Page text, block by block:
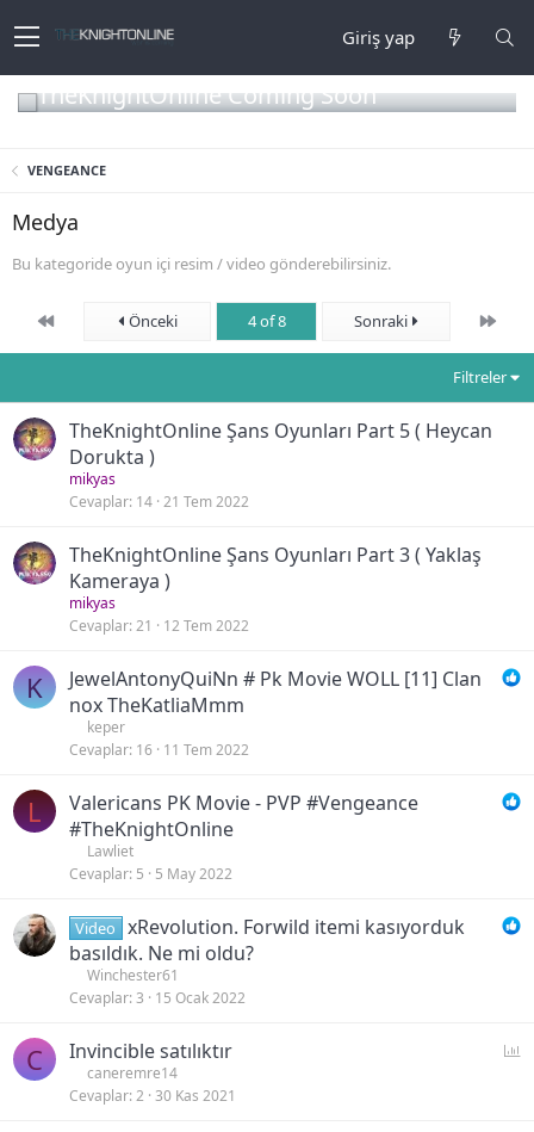
Giriş yap
TheKnightOnline Coming Soon
VENGEANCE
Medya
Bu kategoride oyun içi resim / video gönderebilirsiniz.
First Önceki 4 of 8 Sonraki Son
Filtreler
TheKnightOnline Şans Oyunları Part 5 ( Heycan
Dorukta )
mikyas
Cevaplar 14 21 Tem 2022
TheKnightOnline Şans Oyunları Part 3 ( Yaklaş
Kameraya )
mikyas
Cevaplar 21 12 Tem 2022
K
JewelAntonyQuiNn # Pk Movie WOLL [11] Clan
nox TheKatliaMmm
keper
Cevaplar 16 11 Tem 2022
L
Valericans PK Movie - PVP #Vengeance
#TheKnightOnline
Lawliet
Cevaplar 5 5 May 2022
Video
xRevolution. Forwild itemi kasıyorduk
basıldık. Ne mi oldu?
Winchester61
Cevaplar 3 15 Ocak 2022
C Invincible satılıktır
caneremre14
Cevaplar 2 30 Kas 2021